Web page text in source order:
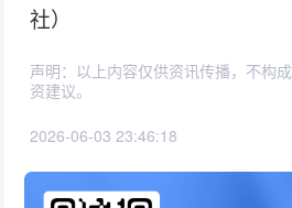
社）
声明：以上内容仅供资讯传播，不构
资建议。
2026-06-03 23:46:18